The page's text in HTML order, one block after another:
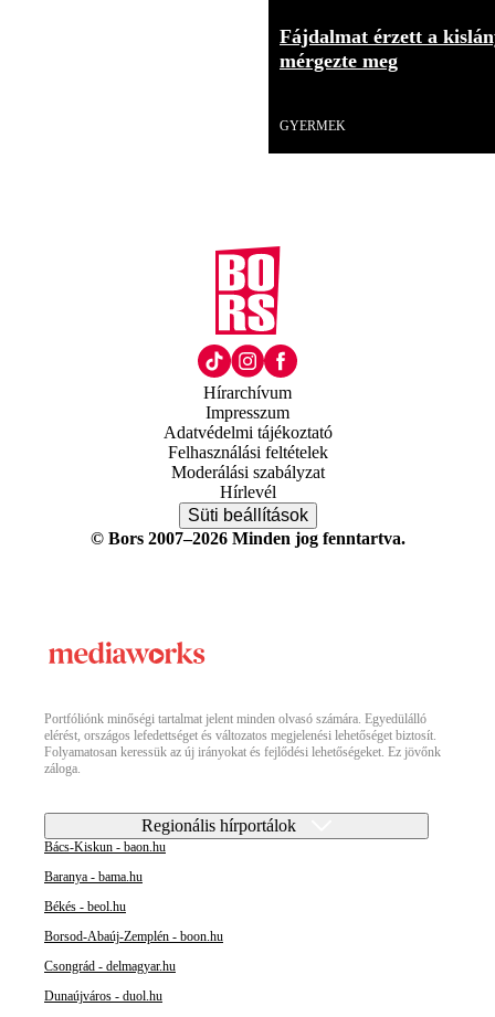
Fájdalmat érzett a
mérgezte meg
GYERMEK
Hírarchívum
Impresszum
Adatvédelmi tájékoztató
Felhasználási feltételek
Moderálási szabályzat
Hírlevél
Süti beállítások
© Bors 2007–2026 Minden jog fenntartva.
Portfóliónk minőségi tartalmat jelent minden olvasó számára. Egyedülálló
elérést, országos lefedettséget és változatos megjelenési lehetőséget biztosít.
Folyamatosan keressük az új irányokat és fejlődési lehetőségeket. Ez jövőnk
záloga.
Regionális hírportálok
Bács-Kiskun - baon.hu
Baranya - bama.hu
Békés - beol.hu
Borsod-Abaúj-Zemplén - boon.hu
Csongrád - delmagyar.hu
Dunaújváros - duol.hu